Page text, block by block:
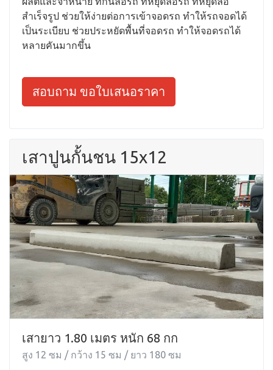
สำเร็จรูป ช่วยให้ง่ายต่อการเข้าจอดรถ ทำให้รถจอดได้
เป็นระเบียบ ช่วยประหยัดพื้นที่จอดรถ ทำให้จอดรถได้
หลายคันมากขึ้น
สอบถาม ขอใบเสนอราคา
เสาปูนกั้นชน 15x12
เสายาว 1.80 เมตร หนัก 68 กก
สูง 12 ซม / กว้าง 15 ซม / ยาว 180 ซม